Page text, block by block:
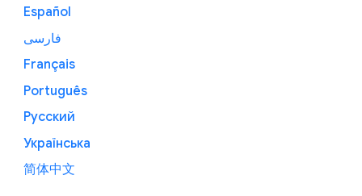
Español
فارسی
Français
Português
Русский
Українська
简体中文